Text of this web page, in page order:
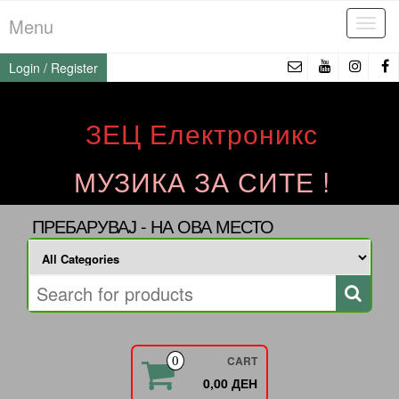
to
the
content
Menu
Login / Register
ЗЕЦ Електроникс
МУЗИКА ЗА СИТЕ !
ПРЕБАРУВАЈ - НА ОВА МЕСТО
0 CART
0,00 ДЕН